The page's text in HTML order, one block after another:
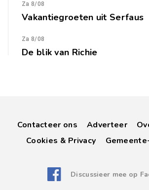
Za 8/08
Vakantiegroeten uit Serfaus
Za 8/08
De blik van Richie
Contacteer ons Adverteer
Cookies & Privacy
Discussieer mee op